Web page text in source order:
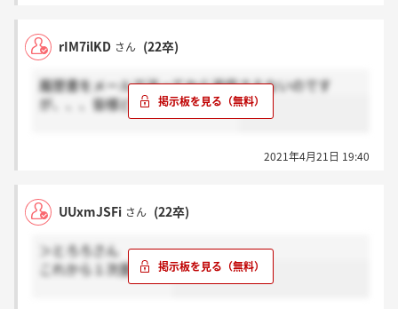
rIM7ilKD さん (22卒)
履歴書をメールで送ってから返信さえないのです
が、、、皆様どんな感じですか？
2021年4月21日 19:40
UUxmJSFi さん (22卒)
＞とろろさん
これから１次面接です